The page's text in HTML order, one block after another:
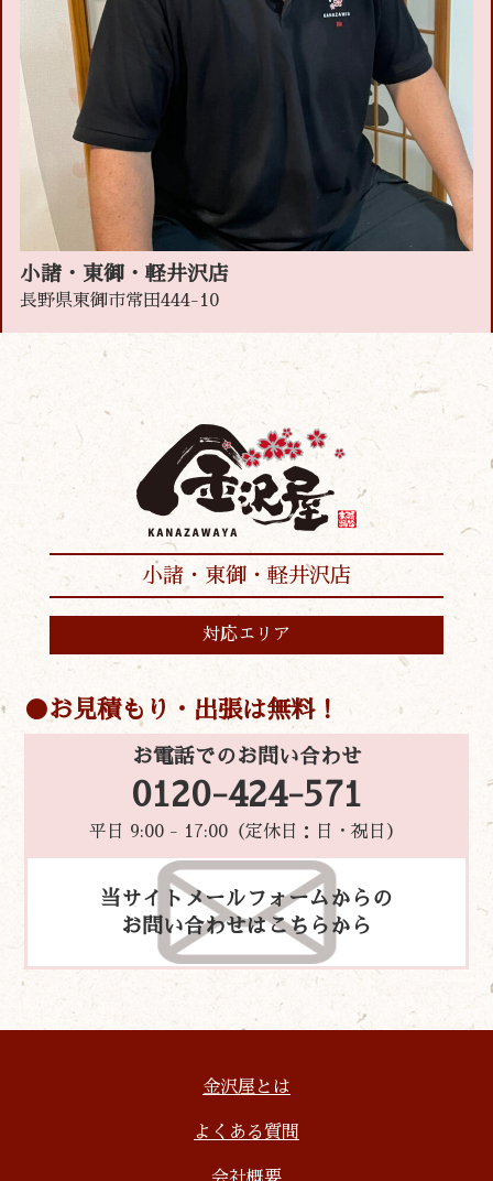
小諸・東御・軽井沢店
長野県東御市常田444-10
小諸・東御・軽井沢店
対応エリア
お見積もり・出張は無料！
お電話でのお問い合わせ
0120-424-571
平日 9:00 - 17:00（定休日：日・祝日）
当サイトメールフォームからの
お問い合わせはこちらから
金沢屋とは
よくある質問
会社概要